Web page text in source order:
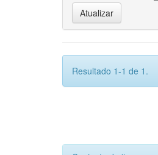
Resultado 1-1 de 1.